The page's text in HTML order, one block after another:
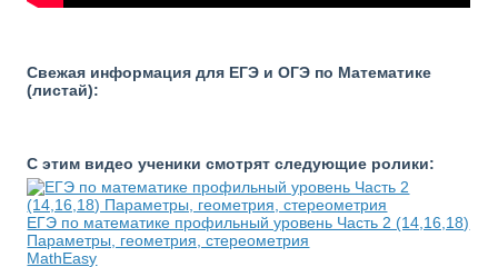
Свежая информация для ЕГЭ и ОГЭ по Математике
(листай):
С этим видео ученики смотрят следующие ролики:
ЕГЭ по математике профильный уровень Часть 2 (14,16,18)
Параметры, геометрия, стереометрия
MathEasy